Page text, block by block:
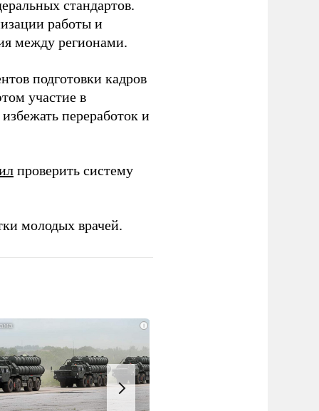
стандартов.
работы и
между регионами.
подготовки кадров
участие в
переработок и
проверить систему
молодых врачей.
i